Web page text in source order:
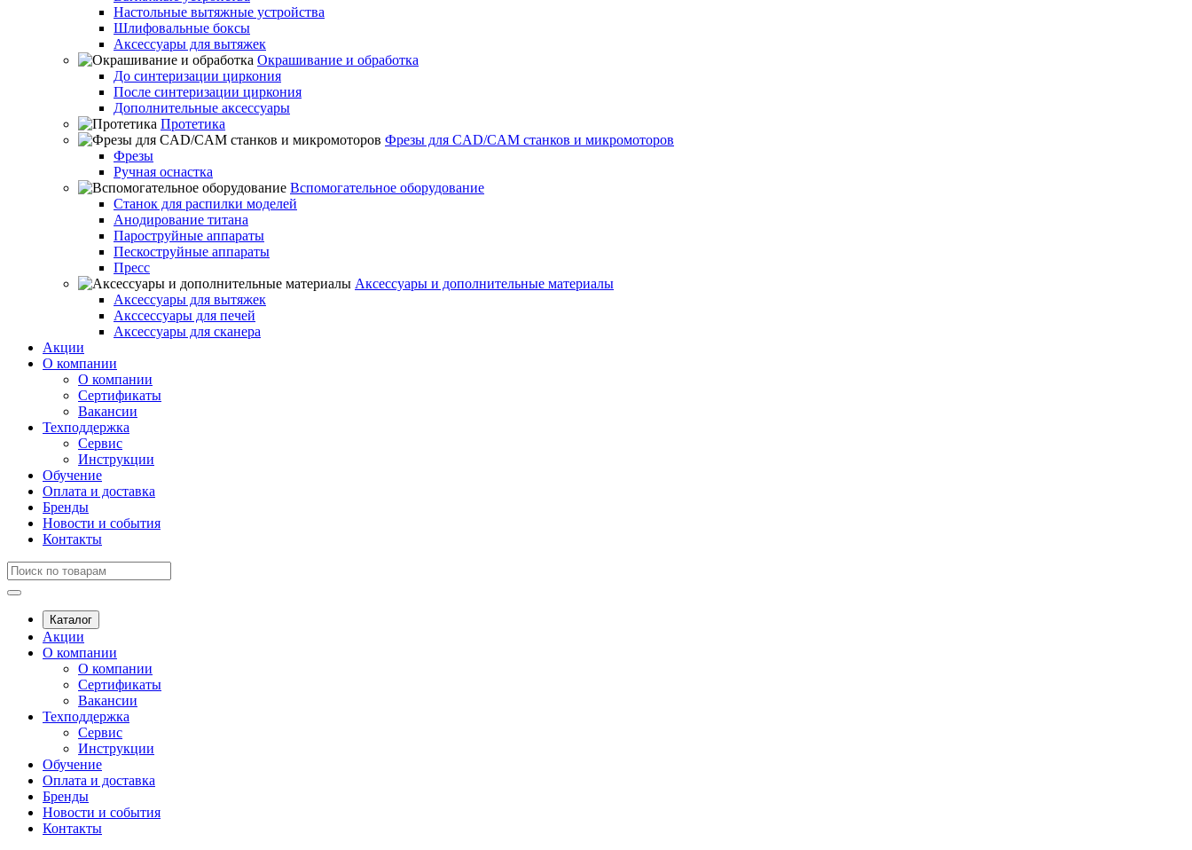
Настольные вытяжные устройства
Шлифовальные боксы
Аксессуары для вытяжек
Окрашивание и обработка
До синтеризации циркония
После синтеризации циркония
Дополнительные аксессуары
Протетика
Фрезы для CAD/CAM станков и микромоторов
Фрезы
Ручная оснастка
Вспомогательное оборудование
Станок для распилки моделей
Анодирование титана
Пароструйные аппараты
Пескоструйные аппараты
Пресс
Аксессуары и дополнительные материалы
Аксессуары для вытяжек
Акссессуары для печей
Аксессуары для сканера
Акции
О компании
О компании
Сертификаты
Вакансии
Техподдержка
Сервис
Инструкции
Обучение
Оплата и доставка
Бренды
Новости и события
Контакты
Каталог
Акции
О компании
О компании
Сертификаты
Вакансии
Техподдержка
Сервис
Инструкции
Обучение
Оплата и доставка
Бренды
Новости и события
Контакты